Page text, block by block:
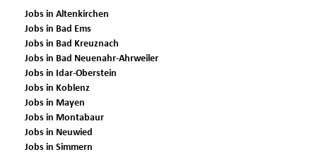
Jobs in Altenkirchen
Jobs in Bad Ems
Jobs in Bad Kreuznach
Jobs in Bad Neuenahr-Ahrweiler
Jobs in Idar-Oberstein
Jobs in Koblenz
Jobs in Mayen
Jobs in Montabaur
Jobs in Neuwied
Jobs in Simmern